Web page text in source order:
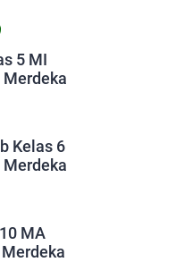
5 MI
Merdeka
Kelas 6
Merdeka
MA